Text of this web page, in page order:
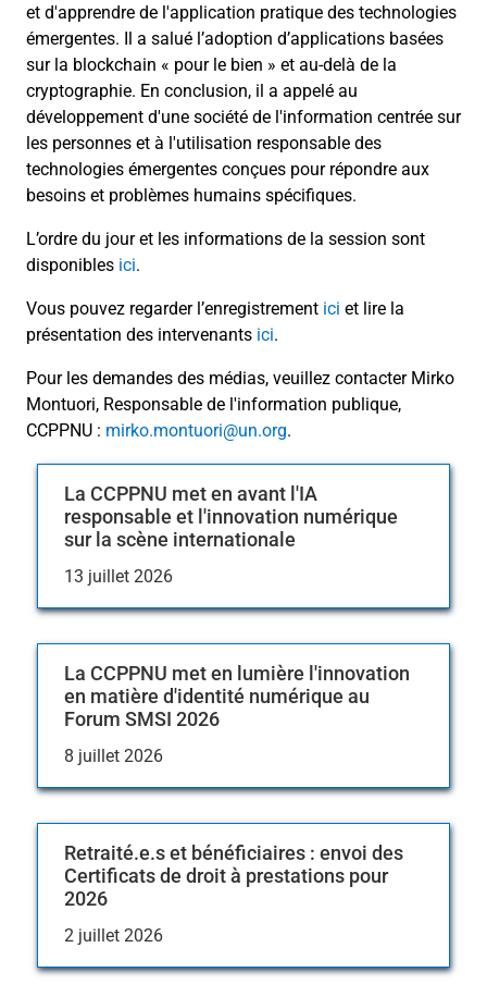
et d'apprendre de l'application pratique des technologies
émergentes. Il a salué l’adoption d’applications basées
sur la blockchain « pour le bien » et au-delà de la
cryptographie. En conclusion, il a appelé au
développement d'une société de l'information centrée sur
les personnes et à l'utilisation responsable des
technologies émergentes conçues pour répondre aux
besoins et problèmes humains spécifiques.
L’ordre du jour et les informations de la session sont
disponibles ici.
Vous pouvez regarder l’enregistrement ici et lire la
présentation des intervenants ici.
Pour les demandes des médias, veuillez contacter Mirko
Montuori, Responsable de l'information publique,
CCPPNU : mirko.montuori@un.org.
La CCPPNU met en avant l'IA
responsable et l'innovation numérique
sur la scène internationale
13 juillet 2026
La CCPPNU met en lumière l'innovation
en matière d'identité numérique au
Forum SMSI 2026
8 juillet 2026
Retraité.e.s et bénéficiaires : envoi des
Certificats de droit à prestations pour
2026
2 juillet 2026